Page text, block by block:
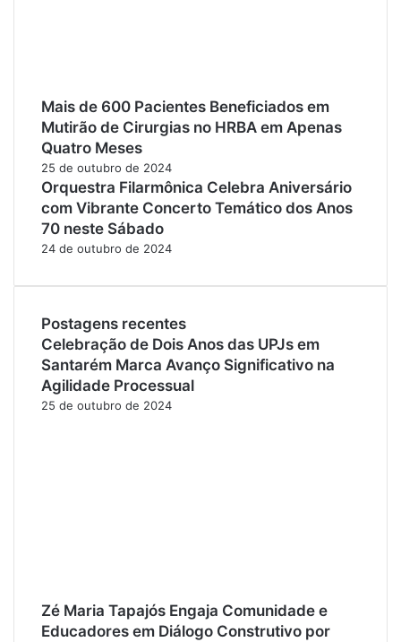
Mais de 600 Pacientes Beneficiados em
Mutirão de Cirurgias no HRBA em Apenas
Quatro Meses
25 de outubro de 2024
Orquestra Filarmônica Celebra Aniversário
com Vibrante Concerto Temático dos Anos
70 neste Sábado
24 de outubro de 2024
Postagens recentes
Celebração de Dois Anos das UPJs em
Santarém Marca Avanço Significativo na
Agilidade Processual
25 de outubro de 2024
Zé Maria Tapajós Engaja Comunidade e
Educadores em Diálogo Construtivo por